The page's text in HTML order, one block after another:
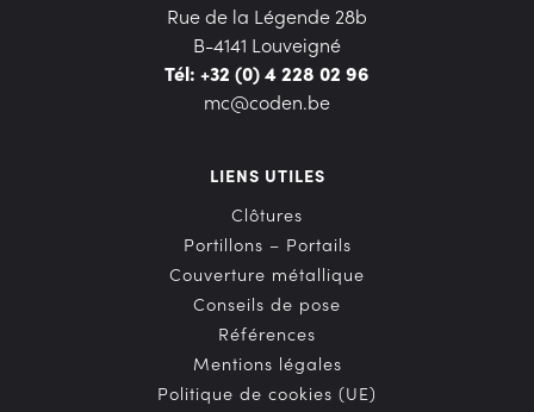
Rue de la Légende 28b
B-4141 Louveigné
Tél: +32 (0) 4 228 02 96
mc@coden.be
LIENS UTILES
Clôtures
Portillons – Portails
Couverture métallique
Conseils de pose
Références
Mentions légales
Politique de cookies (UE)